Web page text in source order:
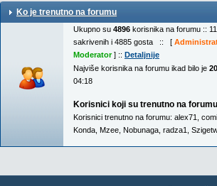
Ko je trenutno na forumu
Ukupno su 4896 korisnika na forumu ::
sakrivenih i 4885 gosta :: [
Moderator] :: Detaljnije
Najviše korisnika na forumu ikad bilo je
04:18
Korisnici koji su trenutno na
Korisnici trenutno na forumu: alex71
Konda Mzee Nobunaga radza1